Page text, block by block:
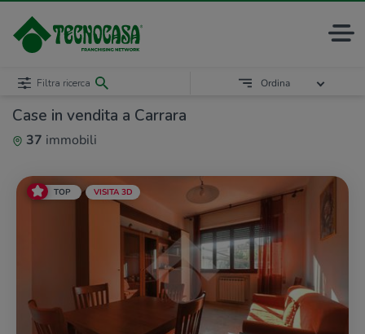
Case in vendita a Carrara
37 immobili
Filtra ricerca Ordina
TOP VISITA 3D